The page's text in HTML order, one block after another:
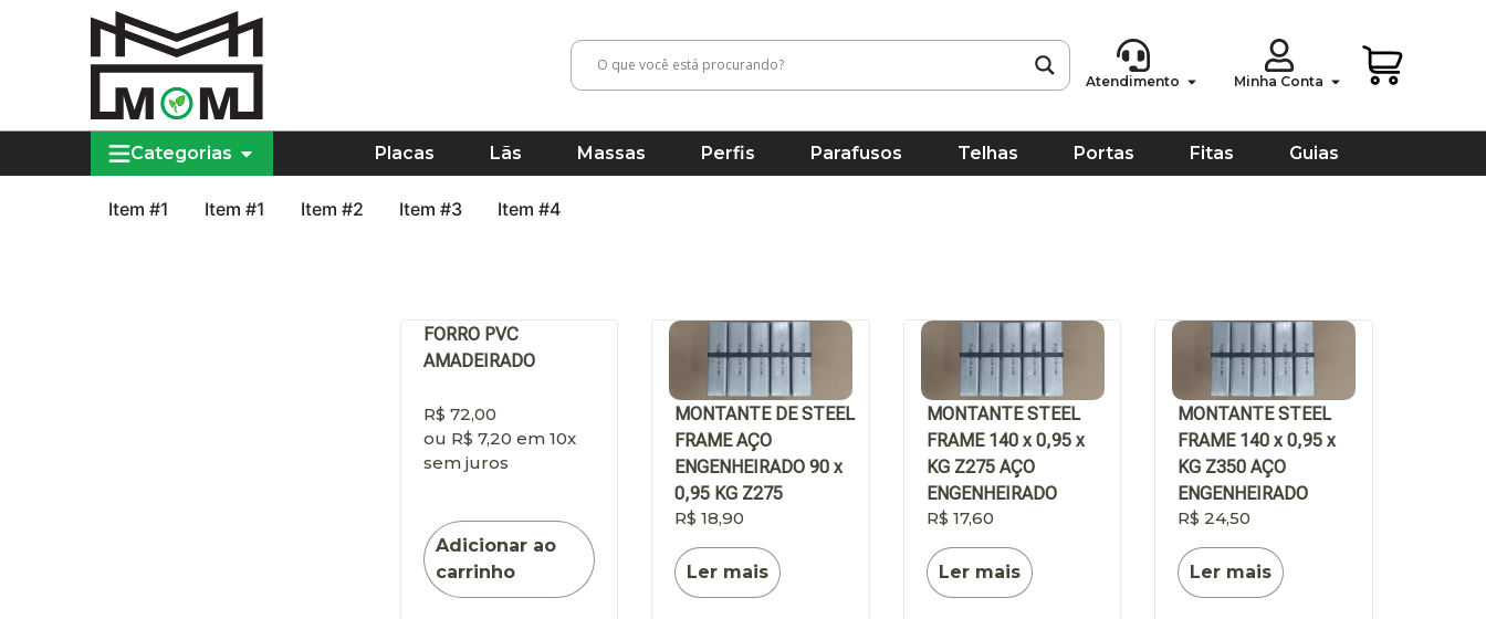
Atendimento Minha Conta
Categorias Placas Lãs Massas Perfis Parafusos Telhas Portas Fitas Guias
Item #1 Item #1 Item #2 Item #3 Item #4
FORRO PVC
AMADEIRADO
R$ 72,00
ou R$ 7,20 em 10x
sem juros
Adicionar ao
carrinho
MONTANTE DE STEEL
FRAME AÇO
ENGENHEIRADO 90 x
0,95 KG Z275
R$ 18,90
Ler mais
MONTANTE STEEL
FRAME 140 x 0,95 x
KG Z275 AÇO
ENGENHEIRADO
R$ 17,60
Ler mais
MONTANTE STEEL
FRAME 140 x 0,95 x
KG Z350 AÇO
ENGENHEIRADO
R$ 24,50
Ler mais